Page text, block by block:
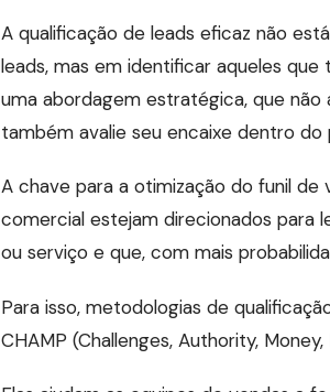
A qualificação de leads eficaz não
leads, mas em identificar aqueles
uma abordagem estratégica, que
também avalie seu encaixe dentro do
A chave para a otimização do funil
comercial estejam direcionados para
ou serviço e que, com mais
Para isso, metodologias de
CHAMP (Challenges, Authority,